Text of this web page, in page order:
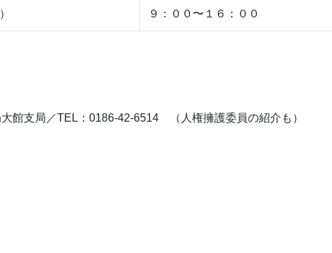
９：００〜１６：００
館支局／TEL：0186-42-6514 （人権擁護委員の紹介も）